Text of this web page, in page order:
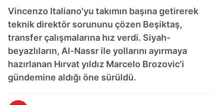
Vincenzo Italiano'yu takımın başına getirerek
teknik direktör sorununu çözen Beşiktaş,
transfer çalışmalarına hız verdi. Siyah-
beyazlıların, Al-Nassr ile yollarını ayırmaya
hazırlanan Hırvat yıldız Marcelo Brozovic'i
gündemine aldığı öne sürüldü.